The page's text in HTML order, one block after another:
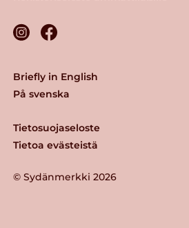
© Sydänmerkki 2026
Tietosuojaseloste
Tietoa evästeistä
Briefly in English
På svenska